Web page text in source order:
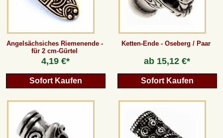
Angelsächsiches Riemenende -
für 2 cm-Gürtel
4,19 €*
Sofort Kaufen
Ketten-Ende - Oseberg / Paar
ab 15,12 €*
Sofort Kaufen